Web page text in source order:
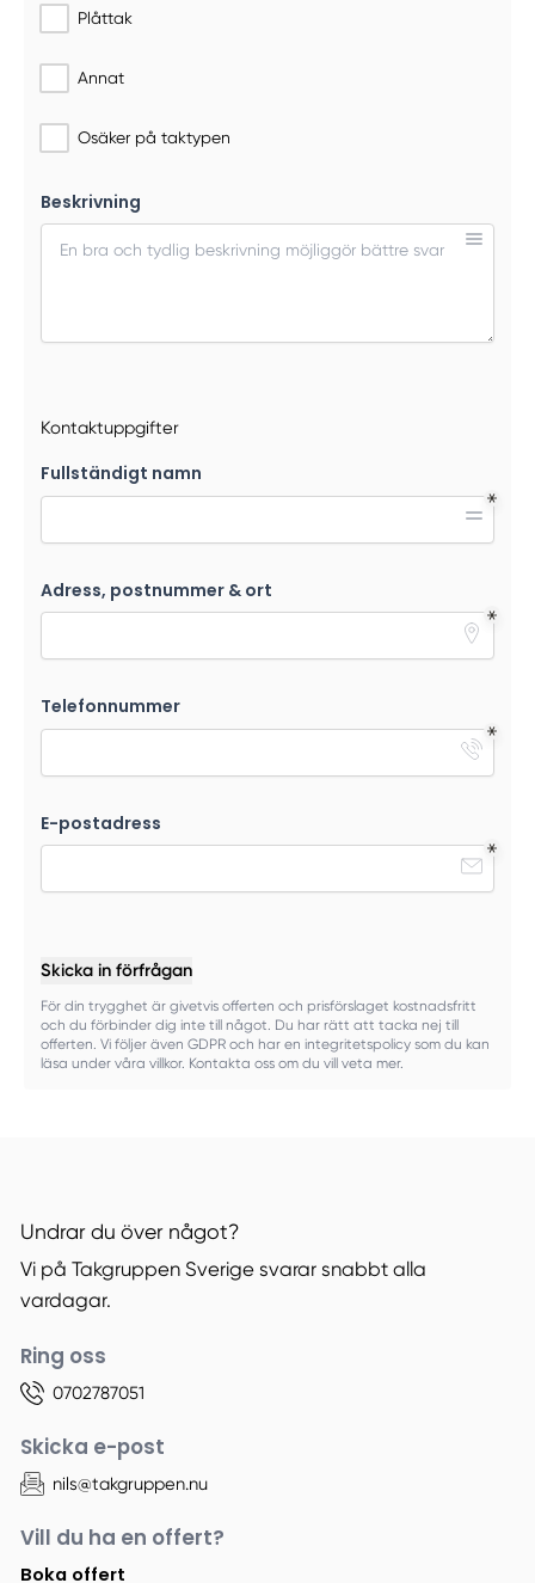
Plåttak
Annat
Osäker på taktypen
Beskrivning
Kontaktuppgifter
Fullständigt namn
Adress, postnummer & ort
Telefonnummer
E-postadress
Skicka in förfrågan
För din trygghet är givetvis offerten och prisförslaget kostnadsfritt
och du förbinder dig inte till något. Du har rätt att tacka nej till
offerten. Vi följer även GDPR och har en integritetspolicy som du kan
läsa under våra villkor. Kontakta oss om du vill veta mer.
Undrar du över något?
Vi på Takgruppen Sverige svarar snabbt alla
vardagar.
Ring oss
0702787051
Skicka e-post
nils@takgruppen.nu
Vill du ha en offert?
Boka offert